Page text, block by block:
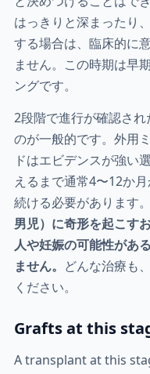
はっきりと深まったり
する場合は、臨床的に
ません。この時期は早
ングです。
2段階で進行が確認さ
のが一般的です。外用
ドはエビデンスが強い
えるまで通常4〜12か
続ける必要があります。
男児）に奇形を起こす
人や妊娠の可能性があ
ません。 どんな治療も
ください。
Grafts at this
A transplant at this